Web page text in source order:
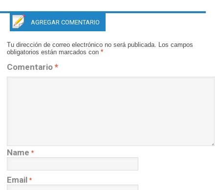
AGREGAR COMENTARIO
Tu dirección de correo electrónico no será publicada. Los campos
obligatorios están marcados con *
Comentario *
Name *
Email *